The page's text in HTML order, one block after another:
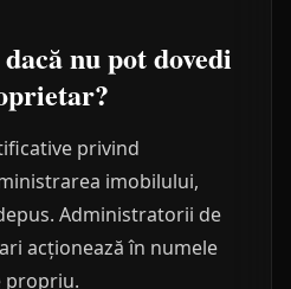
nu pot dovedi
privind
imobilului,
Administratorii de
acționează în numele
propriu.